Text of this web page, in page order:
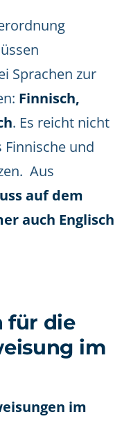
Sprachen zur
Finnisch,
. Es reicht nicht
Finnische und
Aus
auf dem
auch Englisch
für die
im
im